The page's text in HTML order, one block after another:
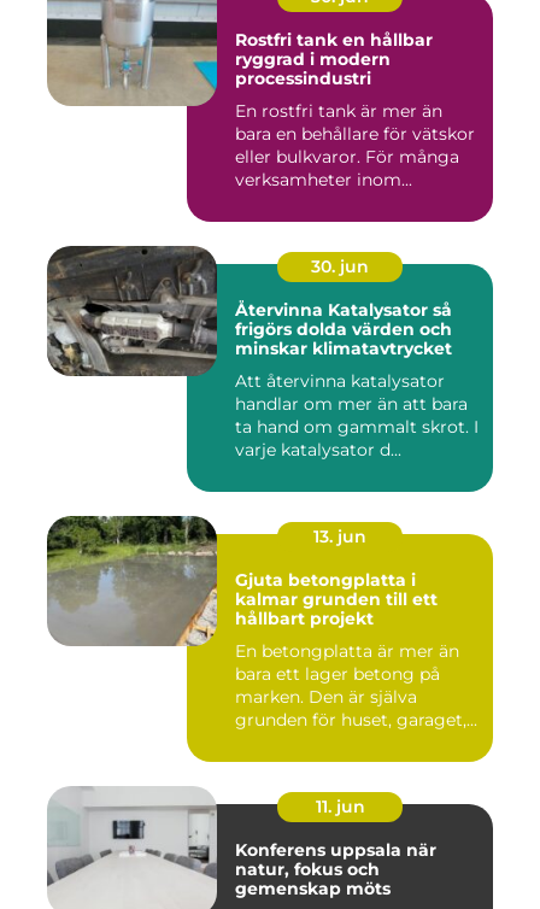
Rostfri tank en hållbar
ryggrad i modern
processindustri
En rostfri tank är mer än
bara en behållare för vätskor
eller bulkvaror. För många
verksamheter inom...
30. jun
Återvinna Katalysator så
frigörs dolda värden och
minskar klimatavtrycket
Att återvinna katalysator
handlar om mer än att bara
ta hand om gammalt skrot. I
varje katalysator d...
13. jun
Gjuta betongplatta i
kalmar grunden till ett
hållbart projekt
En betongplatta är mer än
bara ett lager betong på
marken. Den är själva
grunden för huset, garaget,...
11. jun
Konferens uppsala när
natur, fokus och
gemenskap möts